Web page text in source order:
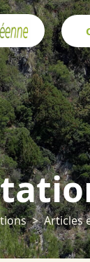
Articles